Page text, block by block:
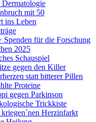
mit 50
ins Leben
Spenden für die Forschung
2025
Schauspiel
gegen den Killer
statt bitterer Pillen
Proteine
gegen Parkinson
Trickkiste
Herzinfarkt